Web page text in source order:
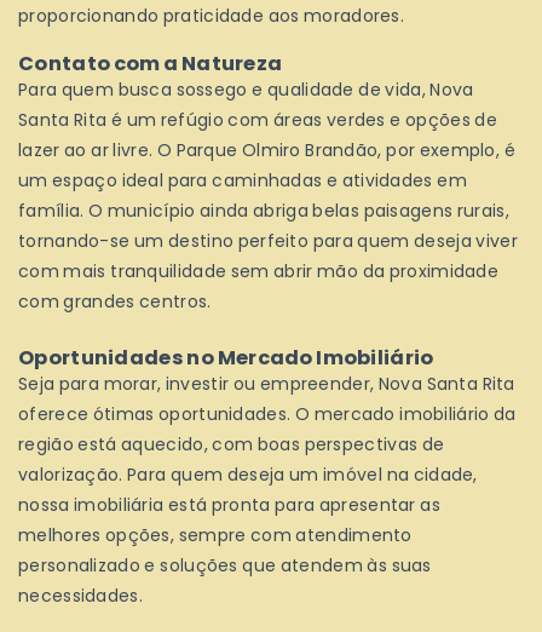
proporcionando praticidade aos moradores.
Contato com a Natureza
Para quem busca sossego e qualidade de vida, Nova
Santa Rita é um refúgio com áreas verdes e opções de
lazer ao ar livre. O Parque Olmiro Brandão, por exemplo, é
um espaço ideal para caminhadas e atividades em
família. O município ainda abriga belas paisagens rurais,
tornando-se um destino perfeito para quem deseja viver
com mais tranquilidade sem abrir mão da proximidade
com grandes centros.
Oportunidades no Mercado Imobiliário
Seja para morar, investir ou empreender, Nova Santa Rita
oferece ótimas oportunidades. O mercado imobiliário da
região está aquecido, com boas perspectivas de
valorização. Para quem deseja um imóvel na cidade,
nossa imobiliária está pronta para apresentar as
melhores opções, sempre com atendimento
personalizado e soluções que atendem às suas
necessidades.